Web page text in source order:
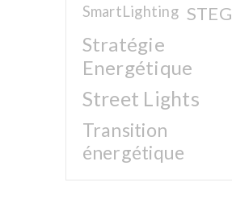
SmartLighting STEG
Stratégie
Energétique
Street Lights
Transition
énergétique